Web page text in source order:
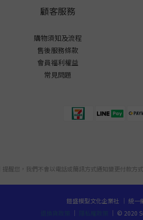
顧客服務
購物須知及流程
售後服務條款
會員福利權益
常見問題
｜提醒您，我們不會以電話或簡訊方式通知變更付款
鎧盛模型文化企業社 ｜ 統一
｜ ｜ © 2020